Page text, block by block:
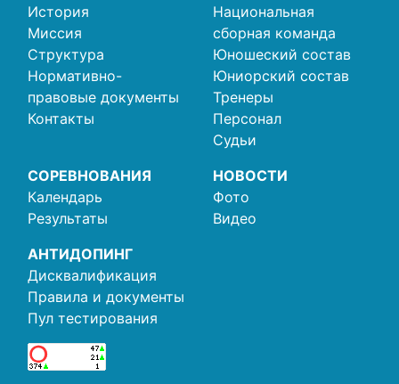
История
Миссия
Структура
Нормативно-
правовые документы
Контакты
Национальная
сборная команда
Юношеский состав
Юниорский состав
Тренеры
Персонал
Судьи
СОРЕВНОВАНИЯ
Календарь
Результаты
НОВОСТИ
Фото
Видео
АНТИДОПИНГ
Дисквалификация
Правила и документы
Пул тестирования